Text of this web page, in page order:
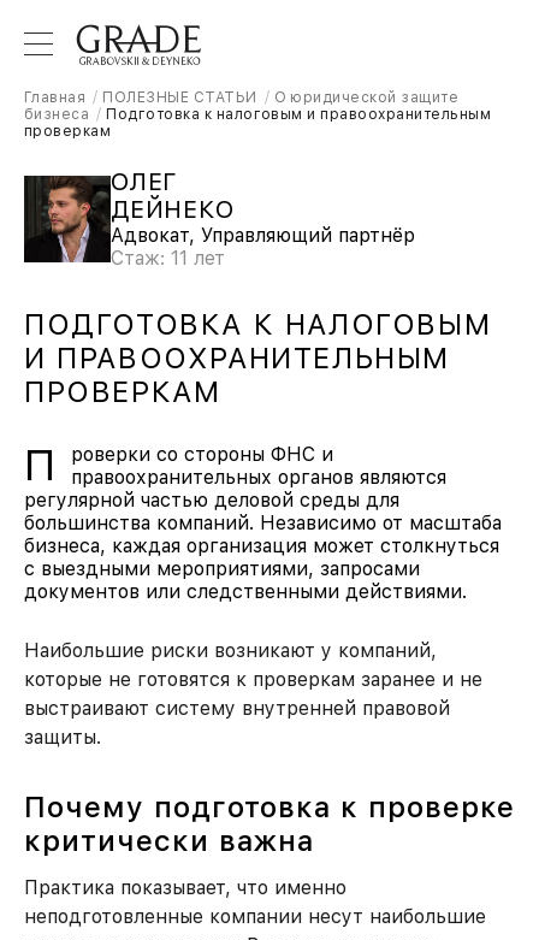
Главная ПОЛЕЗНЫЕ СТАТЬИ
О юридической защите
бизнеса
Подготовка к налоговым и правоохранительным
проверкам
ОЛЕГ
ДЕЙНЕКО
Адвокат, Управляющий партнёр
Стаж: 11 лет
ПОДГОТОВКА К НАЛОГОВЫМ
И ПРАВООХРАНИТЕЛЬНЫМ
ПРОВЕРКАМ
П
роверки со стороны ФНС и
правоохранительных органов являются
регулярной частью деловой среды для
большинства компаний. Независимо от масштаба
бизнеса, каждая организация может столкнуться
с выездными мероприятиями, запросами
документов или следственными действиями.
Наибольшие риски возникают у компаний,
которые не готовятся к проверкам заранее и не
выстраивают систему внутренней правовой
защиты.
Почему подготовка к проверке
критически важна
Практика показывает, что именно
неподготовленные компании несут наибольшие